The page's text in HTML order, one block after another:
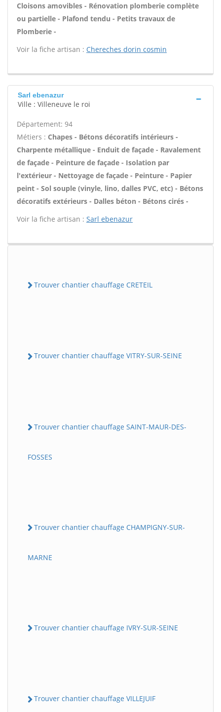
Cloisons amovibles - Rénovation plomberie complète
ou partielle - Plafond tendu - Petits travaux de
Plomberie -
Voir la fiche artisan : Chereches dorin cosmin
Sarl ebenazur
Ville : Villeneuve le roi
Département: 94
Métiers : Chapes - Bétons décoratifs intérieurs -
Charpente métallique - Enduit de façade - Ravalement
de façade - Peinture de façade - Isolation par
l'extérieur - Nettoyage de façade - Peinture - Papier
peint - Sol souple (vinyle, lino, dalles PVC, etc) - Bétons
décoratifs extérieurs - Dalles béton - Bétons cirés -
Voir la fiche artisan : Sarl ebenazur
Trouver chantier chauffage CRETEIL
Trouver chantier chauffage VITRY-SUR-SEINE
Trouver chantier chauffage SAINT-MAUR-DES-
FOSSES
Trouver chantier chauffage CHAMPIGNY-SUR-
MARNE
Trouver chantier chauffage IVRY-SUR-SEINE
Trouver chantier chauffage VILLEJUIF